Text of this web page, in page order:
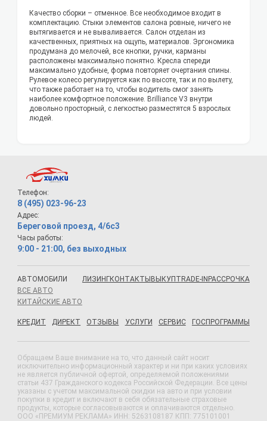
Качество сборки – отменное. Все необходимое входит в
комплектацию. Стыки элементов салона ровные, ничего не
вытягивается и не вываливается. Салон отделан из
качественных, приятных на ощупь, материалов. Эргономика
продумана до мелочей, все кнопки, ручки, карманы
расположены максимально понятно. Кресла спереди
максимально удобные, форма повторяет очертания спины.
Рулевое колесо регулируется как по высоте, так и по вылету,
что также работает на то, чтобы водитель смог занять
наиболее комфортное положение. Brilliance V3 внутри
довольно просторный, с легкостью разместятся 5 взрослых
людей.
Телефон:
8 (495) 023-96-23
Адрес:
Береговой проезд, 4/6с3
Часы работы:
9:00 - 21:00, без выходных
АВТОМОБИЛИ
ВСЕ АВТО
КИТАЙСКИЕ АВТО
ЛИЗИНГКОНТАКТЫ ВЫКУП TRADE-IN РАССРОЧКА
КРЕДИТ ДИРЕКТ ОТЗЫВЫ УСЛУГИ СЕРВИС ГОСПРОГРАММЫ
Обращаем Ваше внимание на то, что данный сайт носит
исключительно информационный характер и ни при каких условиях
не является публичной офертой, определяемой положениями
статьи 437 Гражданского кодекса Российской Федерации. Все цены
указаны с учетом максимальной скидки на авто и при условии
покупки в кредит и включают в себя обязательные страховые
продукты, которые согласовываются и оплачиваются отдельно.
ООО «ПРЕМИУМ РЕКЛАМА» ИНН: 5263108187 КПП: 775101001